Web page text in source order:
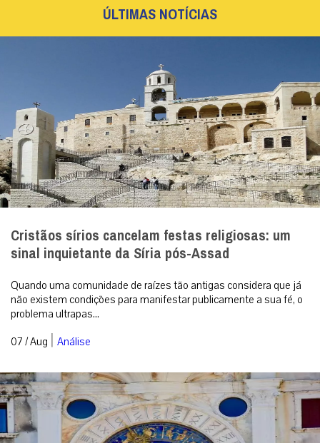
ÚLTIMAS NOTÍCIAS
Cristãos sírios cancelam festas religiosas: um
sinal inquietante da Síria pós-Assad
Quando uma comunidade de raízes tão antigas considera que já
não existem condições para manifestar publicamente a sua fé, o
problema ultrapas...
07 / Aug | Análise